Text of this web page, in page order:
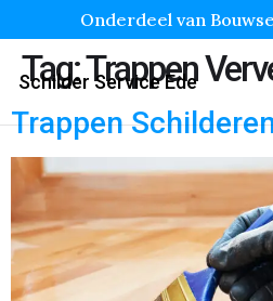
Onderdeel van
Schilder Service Ede
Tag:Trappen
Trappen